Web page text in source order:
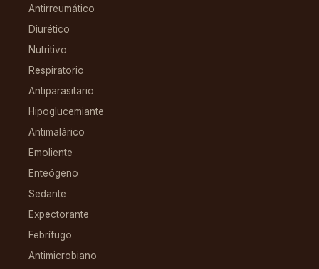
Antirreumático
Diurético
Nutritivo
Respiratorio
Antiparasitario
Hipoglucemiante
Antimalárico
Emoliente
Enteógeno
Sedante
Expectorante
Febrífugo
Antimicrobiano